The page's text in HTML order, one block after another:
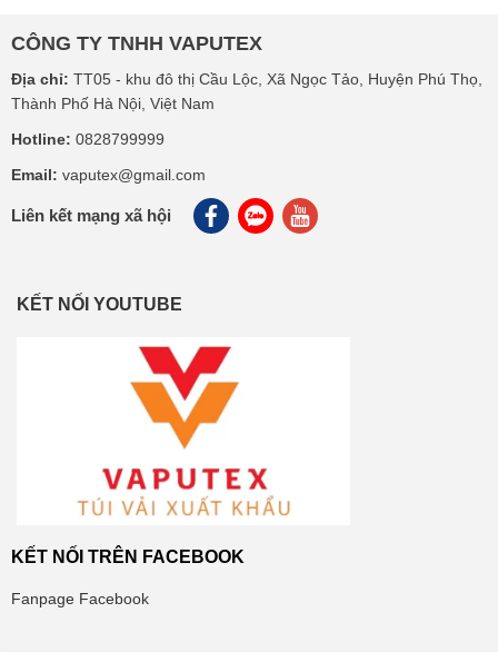
CÔNG TY TNHH VAPUTEX
Địa chỉ: TT05 - khu đô thị Cầu Lộc, Xã Ngọc Tảo, Huyện Phú Thọ,
Thành Phố Hà Nội, Việt Nam
Hotline: 0828799999
Email: vaputex@gmail.com
Liên kết mạng xã hội
KẾT NỐI YOUTUBE
KẾT NỐI TRÊN FACEBOOK
Fanpage Facebook